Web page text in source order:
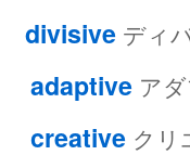
divisive ディ
adaptive ア
creative クリ